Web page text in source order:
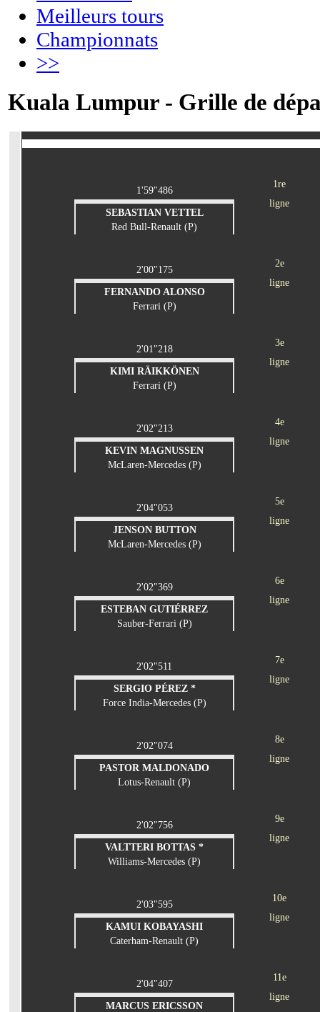
Meilleurs tours
Championnats
>>
Kuala Lumpur - Grille de
1re
ligne
1'59"486
SEBASTIAN VETTEL
Red Bull-Renault (P)
2e
ligne
2'00"175
FERNANDO ALONSO
Ferrari (P)
3e
ligne
2'01"218
KIMI RÄIKKÖNEN
Ferrari (P)
4e
ligne
2'02"213
KEVIN MAGNUSSEN
McLaren-Mercedes (P)
5e
ligne
2'04"053
JENSON BUTTON
McLaren-Mercedes (P)
6e
ligne
2'02"369
ESTEBAN GUTIÉRREZ
Sauber-Ferrari (P)
7e
ligne
2'02"511
SERGIO PÉREZ *
Force India-Mercedes (P)
8e
ligne
2'02"074
PASTOR MALDONADO
Lotus-Renault (P)
9e
ligne
2'02"756
VALTTERI BOTTAS *
Williams-Mercedes (P)
10e
ligne
2'03"595
KAMUI KOBAYASHI
Caterham-Renault (P)
11e
ligne
2'04"407
MARCUS ERICSSON